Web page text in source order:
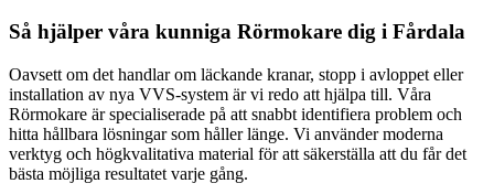
Så hjälper våra kunniga Rörmokare dig i Fårdala
Oavsett om det handlar om läckande kranar, stopp i avloppet eller
installation av nya VVS-system är vi redo att hjälpa till. Våra
Rörmokare är specialiserade på att snabbt identifiera problem och
hitta hållbara lösningar som håller länge. Vi använder moderna
verktyg och högkvalitativa material för att säkerställa att du får det
bästa möjliga resultatet varje gång.